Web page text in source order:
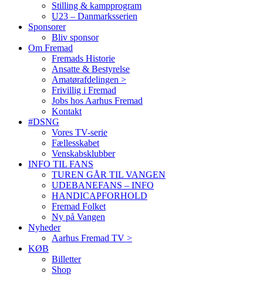
Stilling & kampprogram
U23 – Danmarksserien
Sponsorer
Bliv sponsor
Om Fremad
Fremads Historie
Ansatte & Bestyrelse
Amatørafdelingen >
Frivillig i Fremad
Jobs hos Aarhus Fremad
Kontakt
#DSNG
Vores TV-serie
Fællesskabet
Venskabsklubber
INFO TIL FANS
TUREN GÅR TIL VANGEN
UDEBANEFANS – INFO
HANDICAPFORHOLD
Fremad Folket
Ny på Vangen
Nyheder
Aarhus Fremad TV >
KØB
Billetter
Shop